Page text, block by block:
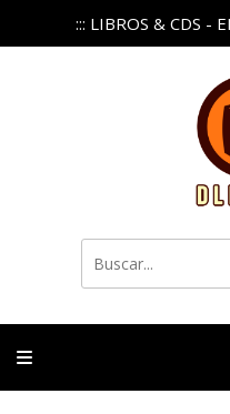
::: LIBROS & CDS -